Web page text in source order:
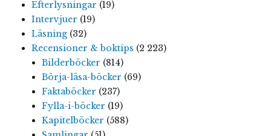
Efterlysningar (19)
Intervjuer (19)
Läsning(32)
Recensioner & boktips (2 223)
Bilderböcker (814)
Börja-läsa-böcker (69)
Faktaböcker (237)
Fylla-i-böcker (19)
Kapitelböcker (588)